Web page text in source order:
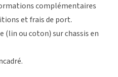
complémentaires
et frais de port.
ou coton) sur chassis en